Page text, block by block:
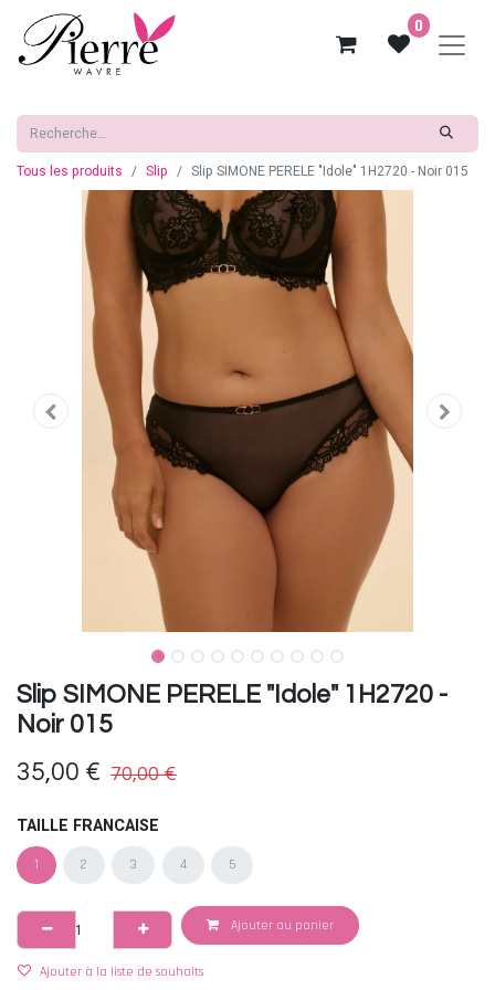
0
Tous les produits Slip Slip SIMONE PERELE "Idole" 1H2720 - Noir 015
Slip SIMONE PERELE "Idole" 1H2720 -
Noir 015
35,00 € 70,00€
TAILLE FRANCAISE
1 2 3 4 5
Ajouter au panier
Ajouter à la liste de souhaits